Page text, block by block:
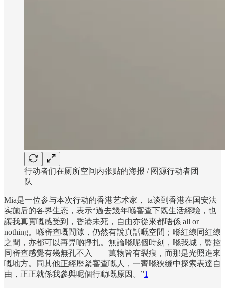
行动者们在厕所空间内张贴的海报 / 图源行动者团
队
Mia是一位参与本次行动的香港艺术家， ta谈到香港在国安法
实施后的各界生态，表示“過去幾年喺審查下既生活經驗，也
讓我真實嘅感受到，香港未死，自由亦從來都唔係 all or
nothing。喺審查嘅間隙，仍然有說真話嘅空間；喺紅線同紅線
之間，亦都可以再畀啲掙扎。無論喺呢個時刻，喺我城，監控
同審查感覺有幾無孔不入——萬物皆有裂痕，而那是光照進來
嘅地方。同其他正經歷緊審查嘅人，一齊喺狹縫中探索表達自
由，正正就係我參與呢個行動嘅原因。”1